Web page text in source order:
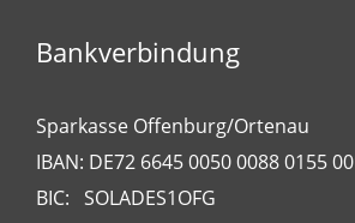
Bankverbindung
Sparkasse Offenburg/Ortenau
IBAN: DE72 6645 0050 0088 0155 00
BIC: SOLADES1OFG